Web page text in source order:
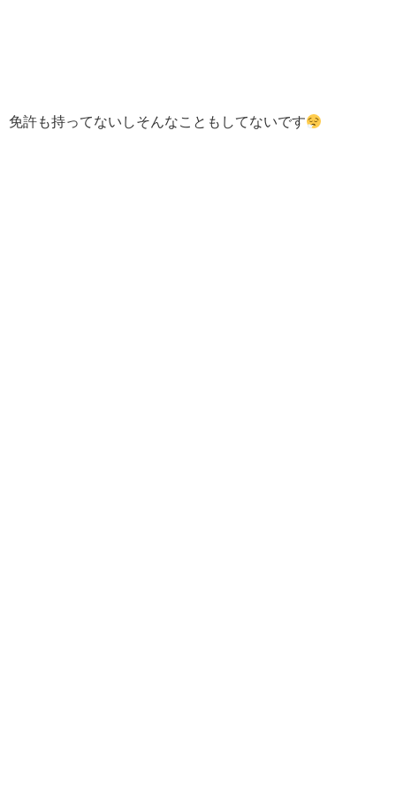
免許も持ってないしそんなこともしてないです